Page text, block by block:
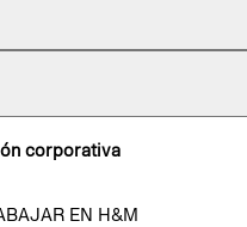
corporativa
EN H&M